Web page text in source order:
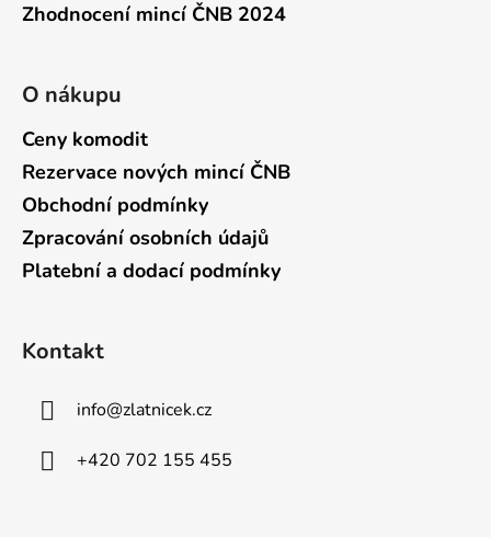
Zhodnocení mincí ČNB 2024
O nákupu
Ceny komodit
Rezervace nových mincí ČNB
Obchodní podmínky
Zpracování osobních údajů
Platební a dodací podmínky
Kontakt
info@zlatnicek.cz
+420 702 155 455